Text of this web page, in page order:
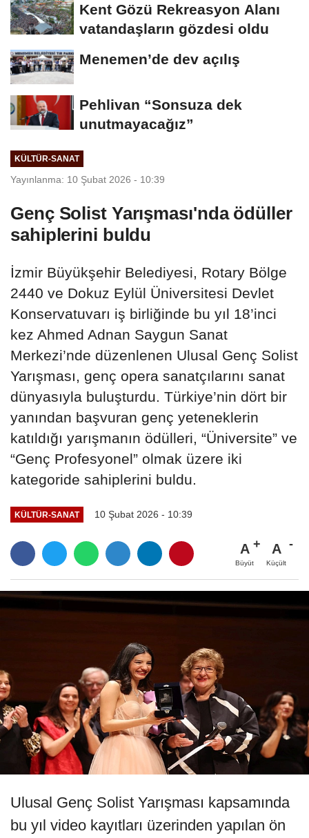
Kent Gözü Rekreasyon Alanı
vatandaşların gözdesi oldu
Menemen’de dev açılış
Pehlivan “Sonsuza dek
unutmayacağız”
KÜLTÜR-SANAT
Yayınlanma: 10 Şubat 2026 - 10:39
Genç Solist Yarışması'nda ödüller
sahiplerini buldu
İzmir Büyükşehir Belediyesi, Rotary Bölge
2440 ve Dokuz Eylül Üniversitesi Devlet
Konservatuvarı iş birliğinde bu yıl 18’inci
kez Ahmed Adnan Saygun Sanat
Merkezi’nde düzenlenen Ulusal Genç Solist
Yarışması, genç opera sanatçılarını sanat
dünyasıyla buluşturdu. Türkiye’nin dört bir
yanından başvuran genç yeteneklerin
katıldığı yarışmanın ödülleri, “Üniversite” ve
“Genç Profesyonel” olmak üzere iki
kategoride sahiplerini buldu.
KÜLTÜR-SANAT 10 Şubat 2026 - 10:39
A
Büyüt
A
Küçült
Ulusal Genç Solist Yarışması kapsamında
bu yıl video kayıtları üzerinden yapılan ön